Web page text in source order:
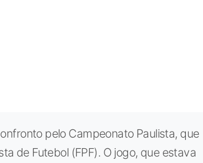
pelo Campeonato Paulista, que
de Futebol (FPF). O jogo, que estava